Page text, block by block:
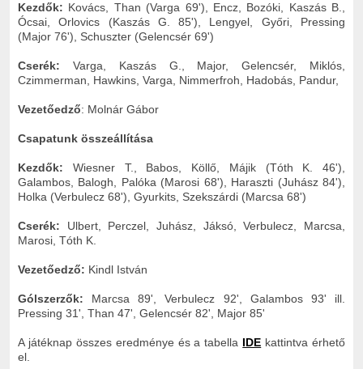
Kezdők: Kovács, Than (Varga 69'), Encz, Bozóki, Kaszás B.,
Ócsai, Orlovics (Kaszás G. 85'), Lengyel, Győri, Pressing
(Major 76'), Schuszter (Gelencsér 69')
Cserék: Varga, Kaszás G., Major, Gelencsér, Miklós,
Czimmerman, Hawkins, Varga, Nimmerfroh, Hadobás, Pandur,
Vezetőedző: Molnár Gábor
Csapatunk összeállítása
Kezdők: Wiesner T., Babos, Köllő, Májik (Tóth K. 46'),
Galambos, Balogh, Palóka (Marosi 68'), Haraszti (Juhász 84'),
Holka (Verbulecz 68'), Gyurkits, Szekszárdi (Marcsa 68')
Cserék: Ulbert, Perczel, Juhász, Jáksó, Verbulecz, Marcsa,
Marosi, Tóth K.
Vezetőedző: Kindl István
Gólszerzők: Marcsa 89', Verbulecz 92', Galambos 93' ill.
Pressing 31', Than 47', Gelencsér 82', Major 85'
A játéknap összes eredménye és a tabella IDE kattintva érhető
el.